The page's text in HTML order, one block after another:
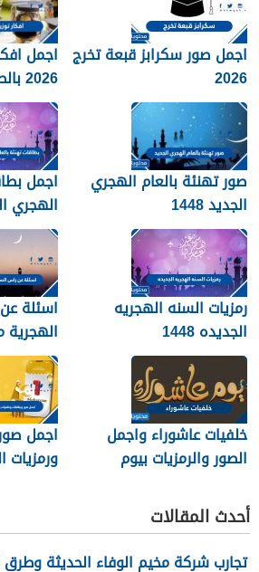
اجمل صور سكرابز قبعة تخرج
2026
اجمل
2026 بالصور
صور تهنئة بالعام الهجري
الجديد 1448
اجمل
الهجري
رمزيات السنه الهجريه
الجديده 1448
اسئلة
الهجرية
خلفيات عاشوراء واجمل
الصور والرمزيات بيوم
اجمل
ورمزيات
أحدث المقالات
تجارب شركة مخيم الوفاء الحديثة